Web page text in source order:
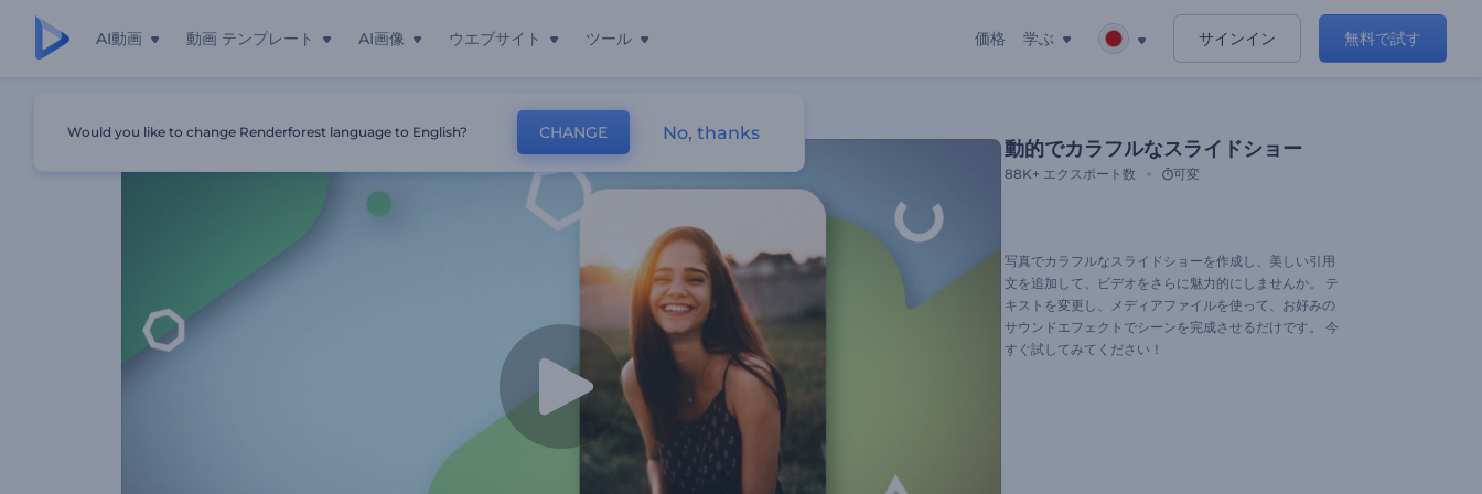
AI動画 動画 テンプレート AI画像 ウエブサイト ツール 価格 学ぶ サインイン 無料で試す
動的でカラフルなスライドショー
88K+ エクスポート数 可変
写真でカラフルなスライドショーを作成し、美しい引用
文を追加して、ビデオをさらに魅力的にしませんか。 テ
キストを変更し、メディアファイルを使って、お好みの
サウンドエフェクトでシーンを完成させるだけです。 今
すぐ試してみてください！
Would you like to change Renderforest language to English? CHANGE No, thanks